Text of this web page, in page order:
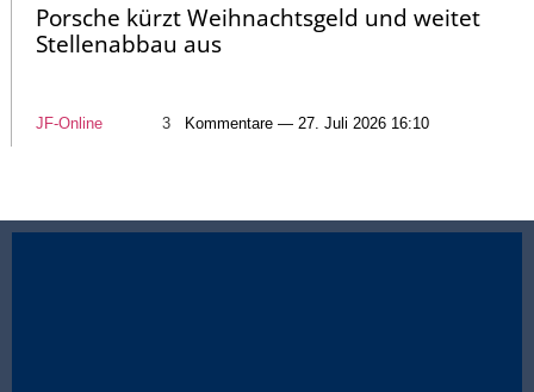
Porsche kürzt Weihnachtsgeld und weitet
Stellenabbau aus
JF-Online 3 Kommentare — 27. Juli 2026 16:10